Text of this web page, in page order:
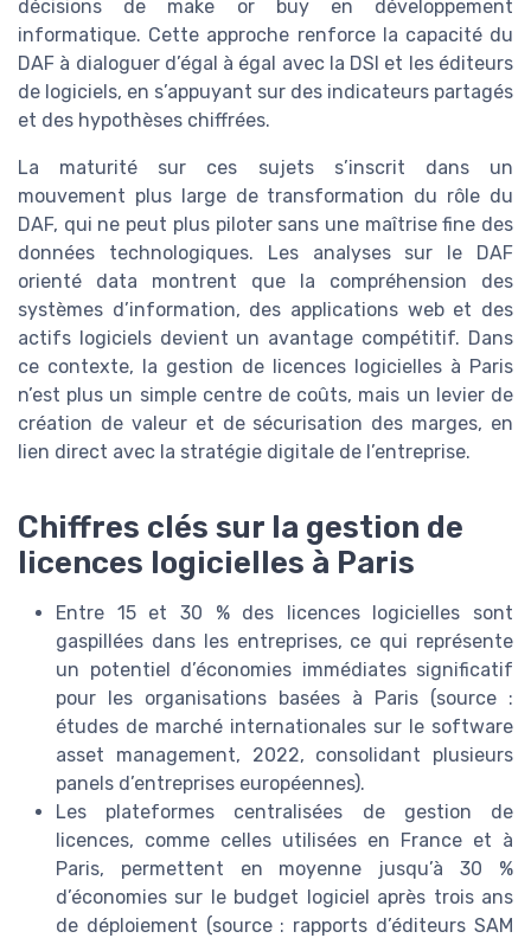
décisions de make or buy en développement
informatique. Cette approche renforce la capacité du
DAF à dialoguer d’égal à égal avec la DSI et les éditeurs
de logiciels, en s’appuyant sur des indicateurs partagés
et des hypothèses chiffrées.
La maturité sur ces sujets s’inscrit dans un
mouvement plus large de transformation du rôle du
DAF, qui ne peut plus piloter sans une maîtrise fine des
données technologiques. Les analyses sur le DAF
orienté data montrent que la compréhension des
systèmes d’information, des applications web et des
actifs logiciels devient un avantage compétitif. Dans
ce contexte, la gestion de licences logicielles à Paris
n’est plus un simple centre de coûts, mais un levier de
création de valeur et de sécurisation des marges, en
lien direct avec la stratégie digitale de l’entreprise.
Chiffres clés sur la gestion de
licences logicielles à Paris
Entre 15 et 30 % des licences logicielles sont
gaspillées dans les entreprises, ce qui représente
un potentiel d’économies immédiates significatif
pour les organisations basées à Paris (source :
études de marché internationales sur le software
asset management, 2022, consolidant plusieurs
panels d’entreprises européennes).
Les plateformes centralisées de gestion de
licences, comme celles utilisées en France et à
Paris, permettent en moyenne jusqu’à 30 %
d’économies sur le budget logiciel après trois ans
de déploiement (source : rapports d’éditeurs SAM